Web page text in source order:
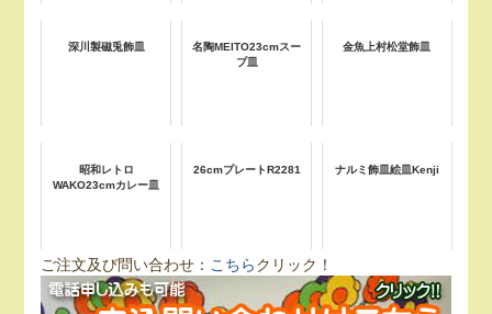
深川製磁兎飾皿
名陶MEITO23cmスー
プ皿
金魚上村松堂飾皿
昭和レトロ
WAKO23cmカレー皿
26cmプレートR2281 ナルミ飾皿絵皿Kenji
ご注文及び問い合わせ： こちらクリック！